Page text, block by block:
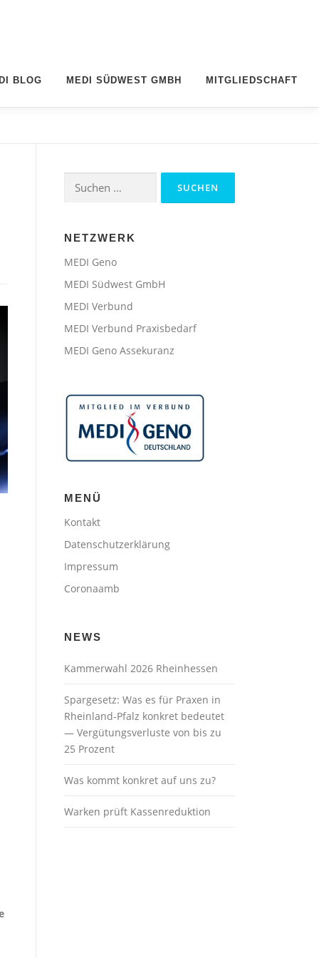
BLOG MEDI SÜDWEST GMBH MITGLIEDSCHAFT
Suchen
nach:
NETZWERK
MEDI Geno
MEDI Südwest GmbH
MEDI Verbund
MEDI Verbund Praxisbedarf
MEDI Geno Assekuranz
MENÜ
Kontakt
Datenschutzerklärung
Impressum
Coronaamb
NEWS
Kammerwahl 2026 Rheinhessen
Spargesetz: Was es für Praxen in
Rheinland-Pfalz konkret bedeutet
— Vergütungsverluste von bis zu
25 Prozent
Was kommt konkret auf uns zu?
Warken prüft Kassenreduktion